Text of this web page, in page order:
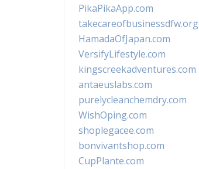
PikaPikaApp.com
takecareofbusinessdfw.org
HamadaOfJapan.com
VersifyLifestyle.com
kingscreekadventures.com
antaeuslabs.com
purelycleanchemdry.com
WishOping.com
shoplegacee.com
bonvivantshop.com
CupPlante.com